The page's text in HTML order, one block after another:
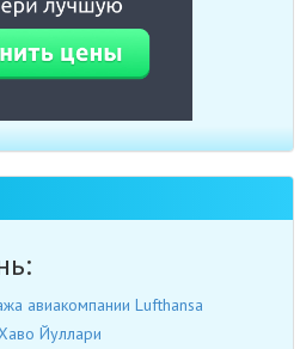
авиакомпании Lufthansa
Йуллари